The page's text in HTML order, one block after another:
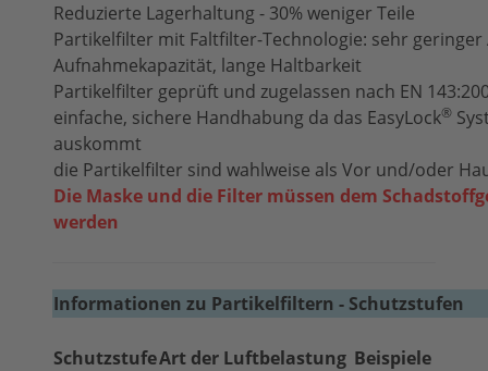
Reduzierte Lagerhaltung - 30% weniger Teile
Partikelfilter mit Faltfilter-Technologie: sehr
Aufnahmekapazität, lange Haltbarkeit
Partikelfilter geprüft und zugelassen nach EN
einfache, sichere Handhabung da das EasyLock®
auskommt
die Partikelfilter sind wahlweise als Vor­ und/oder
Die Maske und die Filter müssen dem
werden
Informationen zu Partikelfiltern - Schutzstufen
SchutzstufeArt der Luftbelastung Beispiele